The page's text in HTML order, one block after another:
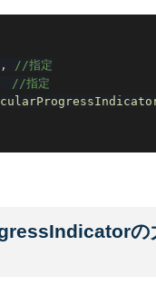
,
//指定
//指定
の